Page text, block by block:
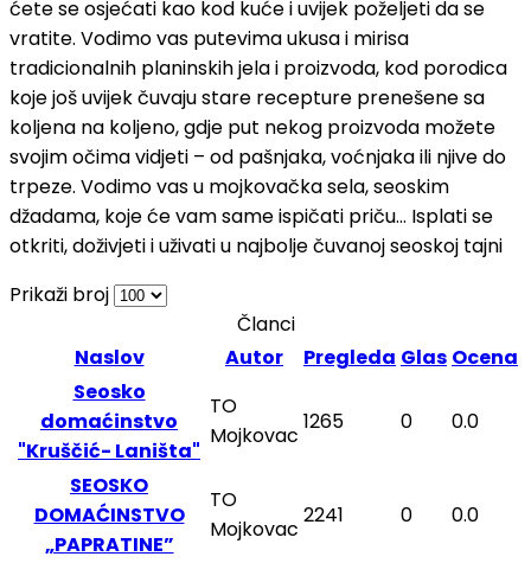
ćete se osjećati kao kod kuće i uvijek poželjeti da se
vratite. Vodimo vas putevima ukusa i mirisa
tradicionalnih planinskih jela i proizvoda, kod porodica
koje još uvijek čuvaju stare recepture prenešene sa
koljena na koljeno, gdje put nekog proizvoda možete
svojim očima vidjeti – od pašnjaka, voćnjaka ili njive do
trpeze. Vodimo vas u mojkovačka sela, seoskim
džadama, koje će vam same ispičati priču… Isplati se
otkriti, doživjeti i uživati u najbolje čuvanoj seoskoj tajni
Prikaži broj
Članci
Naslov
Autor Pregleda Glas Ocena
Seosko
domaćinstvo
"Kruščić- Laništa"
TO
Mojkovac
1265 0 0.0
SEOSKO
DOMAĆINSTVO
„PAPRATINE”
TO
Mojkovac
2241 0 0.0